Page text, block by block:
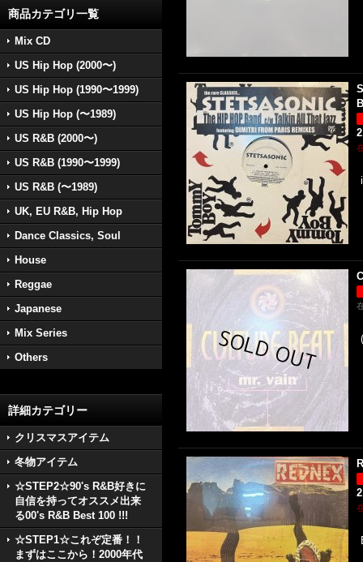
商品カテゴリ一覧
Mix CD
US Hip Hop (2000〜)
US Hip Hop (1990〜1999)
US Hip Hop (〜1989)
US R&B (2000〜)
US R&B (1990〜1999)
US R&B (〜1989)
UK, EU R&B, Hip Hop
Dance Classics, Soul
House
Reggae
Japanese
Mix Series
Others
詳細カテゴリー
クリスマスアイテム
冬物アイテム
☆STEP2☆90's R&B好きに
自信を持ってオススメ出来
る00's R&B Best 100 !!!
☆STEP1☆これぞ定番！！
まずはここから！2000年代